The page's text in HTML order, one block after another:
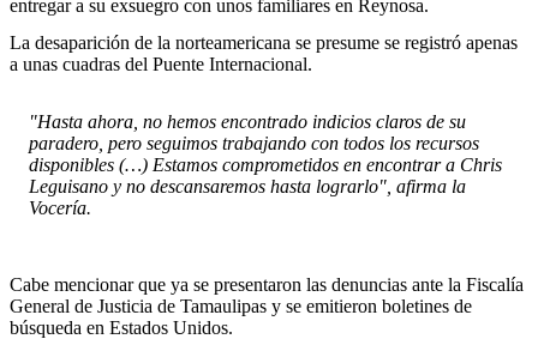
entregar a su exsuegro con unos familiares en Reynosa.
La desaparición de la norteamericana se presume se registró apenas
a unas cuadras del Puente Internacional.
"Hasta ahora, no hemos encontrado indicios claros de su
paradero, pero seguimos trabajando con todos los recursos
disponibles (…) Estamos comprometidos en encontrar a Chris
Leguisano y no descansaremos hasta lograrlo", afirma la
Vocería.
Cabe mencionar que ya se presentaron las denuncias ante la Fiscalía
General de Justicia de Tamaulipas y se emitieron boletines de
búsqueda en Estados Unidos.